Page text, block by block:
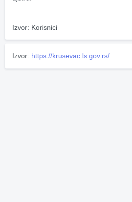
Izvor: Korisnici
Izvor: https://krusevac.ls.gov.rs/